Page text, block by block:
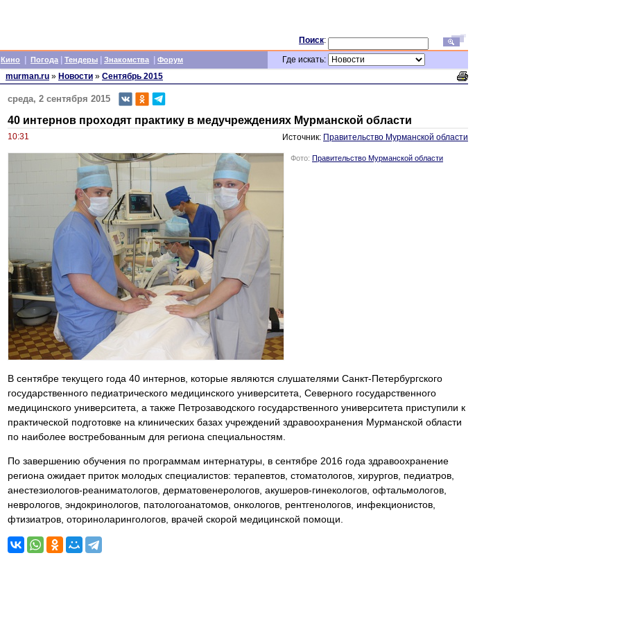
Поиск:
Кино Погода Тендеры Знакомства Форум
Где искать:
murman.ru » Новости » Сентябрь 2015
среда, 2 сентября 2015
40 интернов проходят практику в медучреждениях Мурманской области
10:31 Источник: Правительство Мурманской области
Фото: Правительство Мурманской области
В сентябре текущего года 40 интернов, которые являются слушателями Санкт-Петербургского
государственного педиатрического медицинского университета, Северного государственного
медицинского университета, а также Петрозаводского государственного университета приступили к
практической подготовке на клинических базах учреждений здравоохранения Мурманской области
по наиболее востребованным для региона специальностям.
По завершению обучения по программам интернатуры, в сентябре 2016 года здравоохранение
региона ожидает приток молодых специалистов: терапевтов, стоматологов, хирургов, педиатров,
анестезиологов-реаниматологов, дерматовенерологов, акушеров-гинекологов, офтальмологов,
неврологов, эндокринологов, патологоанатомов, онкологов, рентгенологов, инфекционистов,
фтизиатров, оториноларингологов, врачей скорой медицинской помощи.